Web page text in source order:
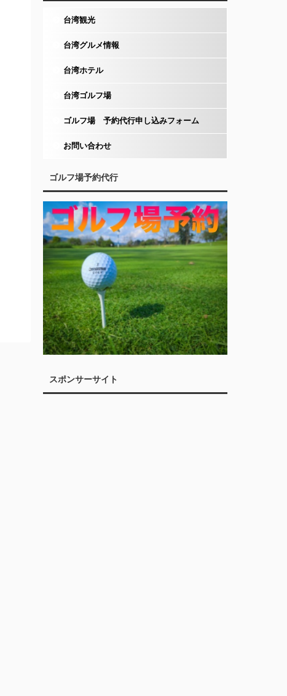
台湾観光
台湾グルメ情報
台湾ホテル
台湾ゴルフ場
ゴルフ場 予約代行申し込みフォーム
お問い合わせ
ゴルフ場予約代行
スポンサーサイト